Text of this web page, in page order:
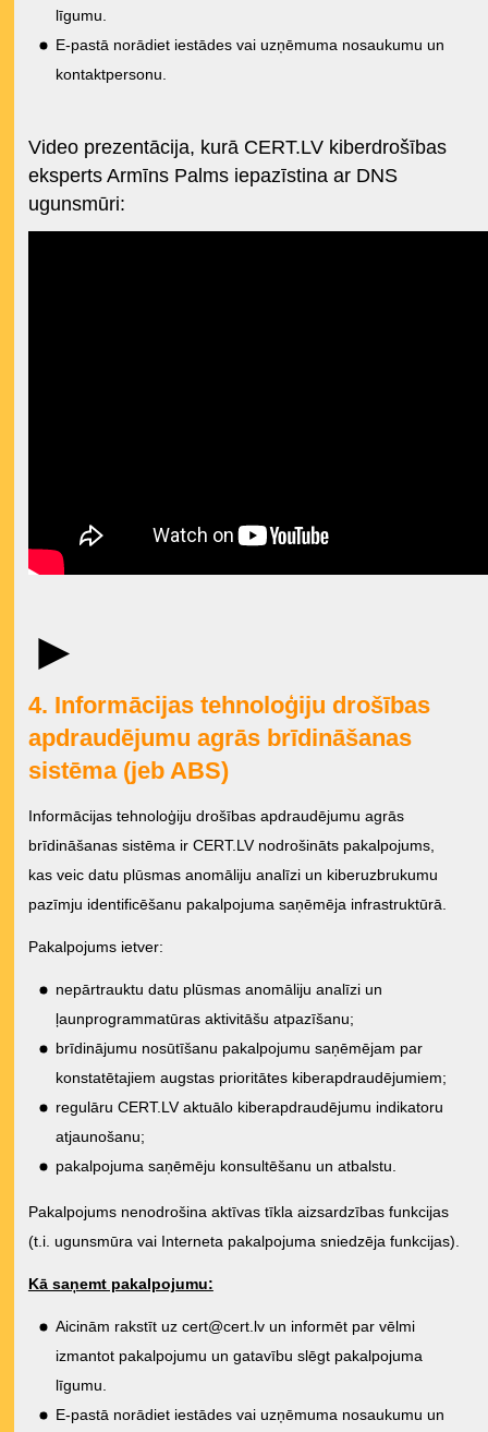
līgumu.
E-pastā norādiet iestādes vai uzņēmuma nosaukumu un
kontaktpersonu.
Video prezentācija, kurā CERT.LV kiberdrošības
eksperts Armīns Palms iepazīstina ar DNS
ugunsmūri:
►
4. Informācijas tehnoloģiju drošības
apdraudējumu agrās brīdināšanas
sistēma (jeb ABS)
Informācijas tehnoloģiju drošības apdraudējumu agrās
brīdināšanas sistēma ir CERT.LV nodrošināts pakalpojums,
kas veic datu plūsmas anomāliju analīzi un kiberuzbrukumu
pazīmju identificēšanu pakalpojuma saņēmēja infrastruktūrā.
Pakalpojums ietver:
nepārtrauktu datu plūsmas anomāliju analīzi un
ļaunprogrammatūras aktivitāšu atpazīšanu;
brīdinājumu nosūtīšanu pakalpojumu saņēmējam par
konstatētajiem augstas prioritātes kiberapdraudējumiem;
regulāru CERT.LV aktuālo kiberapdraudējumu indikatoru
atjaunošanu;
pakalpojuma saņēmēju konsultēšanu un atbalstu.
Pakalpojums nenodrošina aktīvas tīkla aizsardzības funkcijas
(t.i. ugunsmūra vai Interneta pakalpojuma sniedzēja funkcijas).
Kā saņemt pakalpojumu:
Aicinām rakstīt uz cert@cert.lvun informēt par vēlmi
izmantot pakalpojumu un gatavību slēgt pakalpojuma
līgumu.
E-pastā norādiet iestādes vai uzņēmuma nosaukumu un